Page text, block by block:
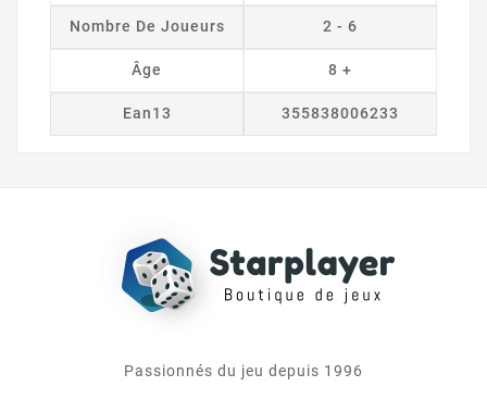
Nombre De Joueurs 2 - 6
Âge 8 +
Ean13 355838006233
Passionnés du jeu depuis 1996